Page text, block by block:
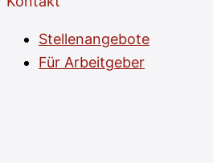
Stellenangebote
Für Arbeitgeber